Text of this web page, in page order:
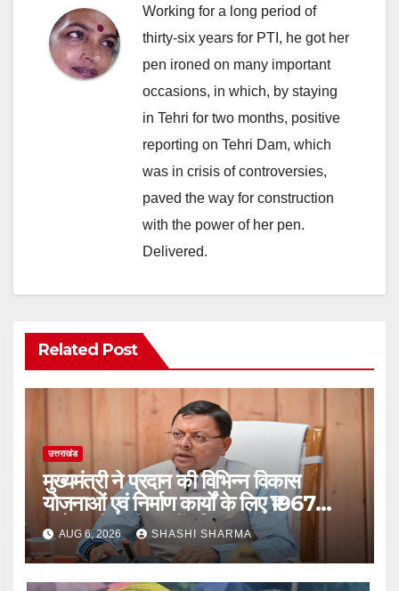
Working for a long period of
thirty-six years for PTI, he got her
pen ironed on many important
occasions, in which, by staying
in Tehri for two months, positive
reporting on Tehri Dam, which
was in crisis of controversies,
paved the way for construction
with the power of her pen.
Delivered.
Related Post
उत्तराखंड
मुख्यमंत्री ने प्रदान की विभिन्न विकास
योजनाओं एवं निर्माण कार्यों के लिए ₹1967
करोड़ की वित्तीय स्वीकृति
AUG 6, 2026 SHASHI SHARMA